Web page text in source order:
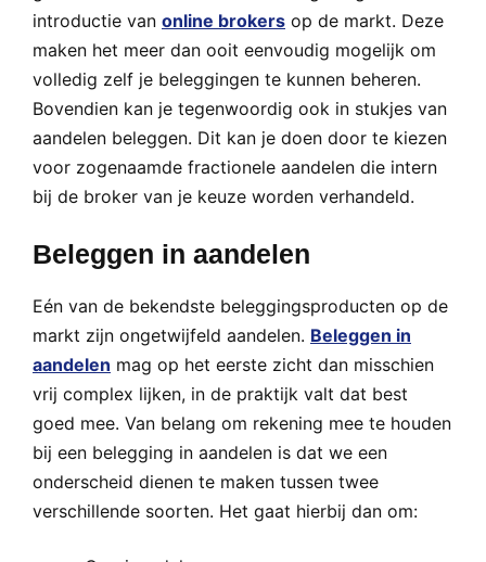
introductie van online brokers op de markt. Deze
maken het meer dan ooit eenvoudig mogelijk om
volledig zelf je beleggingen te kunnen beheren.
Bovendien kan je tegenwoordig ook in stukjes van
aandelen beleggen. Dit kan je doen door te kiezen
voor zogenaamde fractionele aandelen die intern
bij de broker van je keuze worden verhandeld.
Beleggen in aandelen
Eén van de bekendste beleggingsproducten op de
markt zijn ongetwijfeld aandelen. Beleggen in
aandelen mag op het eerste zicht dan misschien
vrij complex lijken, in de praktijk valt dat best
goed mee. Van belang om rekening mee te houden
bij een belegging in aandelen is dat we een
onderscheid dienen te maken tussen twee
verschillende soorten. Het gaat hierbij dan om: